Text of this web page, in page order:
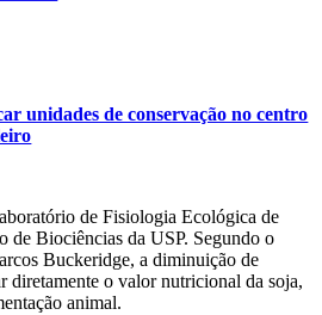
unidades de conservação no centro
de Fisiologia Ecológica de
de Biociências da USP. Segundo o
Buckeridge, a diminuição de
diretamente o valor nutricional da soja,
animal.